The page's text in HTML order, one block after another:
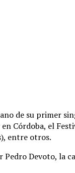
de su primer
Córdoba, el
entre otros.
Devoto, la